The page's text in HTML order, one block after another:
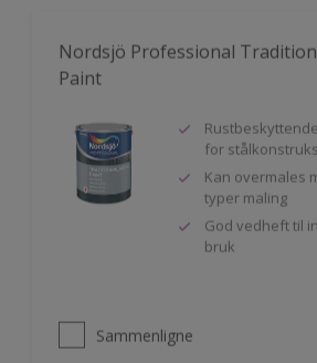
Paint
for
Kan overmales
typer maling
God vedheft til
bruk